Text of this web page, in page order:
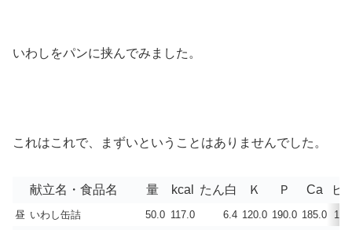
いわしをパンに挟んでみました。
これはこれで、まずいということはありませんでした。
献立名・食品名 量 kcal たん白 Ｋ Ｐ Ca ビ
昼 いわし缶詰 50.0 117.0 6.4 120.0 190.0 185.0